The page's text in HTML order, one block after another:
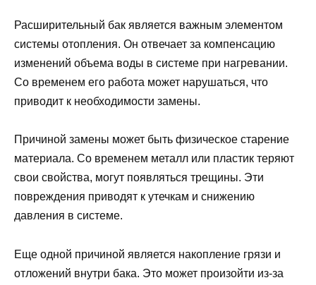
Расширительный бак является важным элементом
системы отопления. Он отвечает за компенсацию
изменений объема воды в системе при нагревании.
Со временем его работа может нарушаться, что
приводит к необходимости замены.
Причиной замены может быть физическое старение
материала. Со временем металл или пластик теряют
свои свойства, могут появляться трещины. Эти
повреждения приводят к утечкам и снижению
давления в системе.
Еще одной причиной является накопление грязи и
отложений внутри бака. Это может произойти из-за